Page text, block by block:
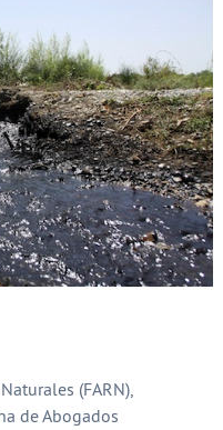
(FARN),
de Abogados